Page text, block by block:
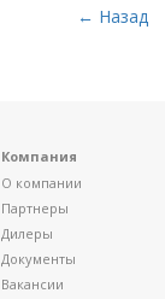
← Назад
Компания
О компании
Партнеры
Дилеры
Документы
Вакансии